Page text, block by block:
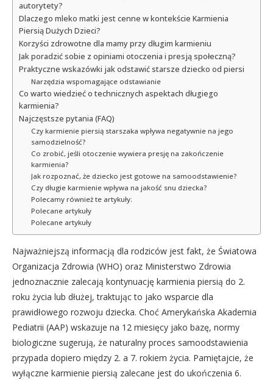
autorytety?
Dlaczego mleko matki jest cenne w kontekście Karmienia
Piersią Dużych Dzieci?
Korzyści zdrowotne dla mamy przy długim karmieniu
Jak poradzić sobie z opiniami otoczenia i presją społeczną?
Praktyczne wskazówki jak odstawić starsze dziecko od piersi
Narzędzia wspomagające odstawianie
Co warto wiedzieć o technicznych aspektach długiego
karmienia?
Najczęstsze pytania (FAQ)
Czy karmienie piersią starszaka wpływa negatywnie na jego
samodzielność?
Co zrobić, jeśli otoczenie wywiera presję na zakończenie
karmienia?
Jak rozpoznać, że dziecko jest gotowe na samoodstawienie?
Czy długie karmienie wpływa na jakość snu dziecka?
Polecamy również te artykuły:
Polecane artykuły
Polecane artykuły
Najważniejszą informacją dla rodziców jest fakt, że Światowa
Organizacja Zdrowia (WHO) oraz Ministerstwo Zdrowia
jednoznacznie zalecają kontynuację karmienia piersią do 2.
roku życia lub dłużej, traktując to jako wsparcie dla
prawidłowego rozwoju dziecka. Choć Amerykańska Akademia
Pediatrii (AAP) wskazuje na 12 miesięcy jako bazę, normy
biologiczne sugerują, że naturalny proces samoodstawienia
przypada dopiero między 2. a 7. rokiem życia. Pamiętajcie, że
wyłączne karmienie piersią zalecane jest do ukończenia 6.